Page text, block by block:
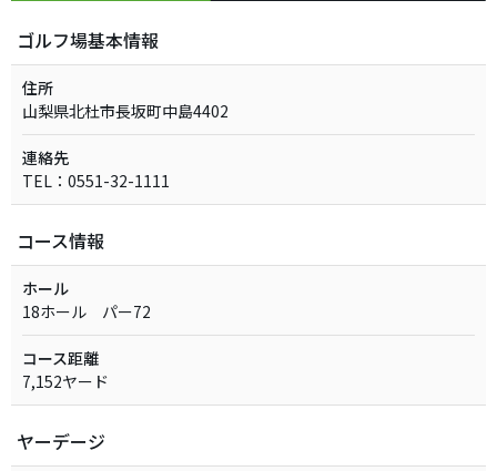
ゴルフ場基本情報
住所
山梨県北杜市長坂町中島4402
連絡先
TEL：0551-32-1111
コース情報
ホール
18ホール パー72
コース距離
7,152ヤード
ヤーデージ